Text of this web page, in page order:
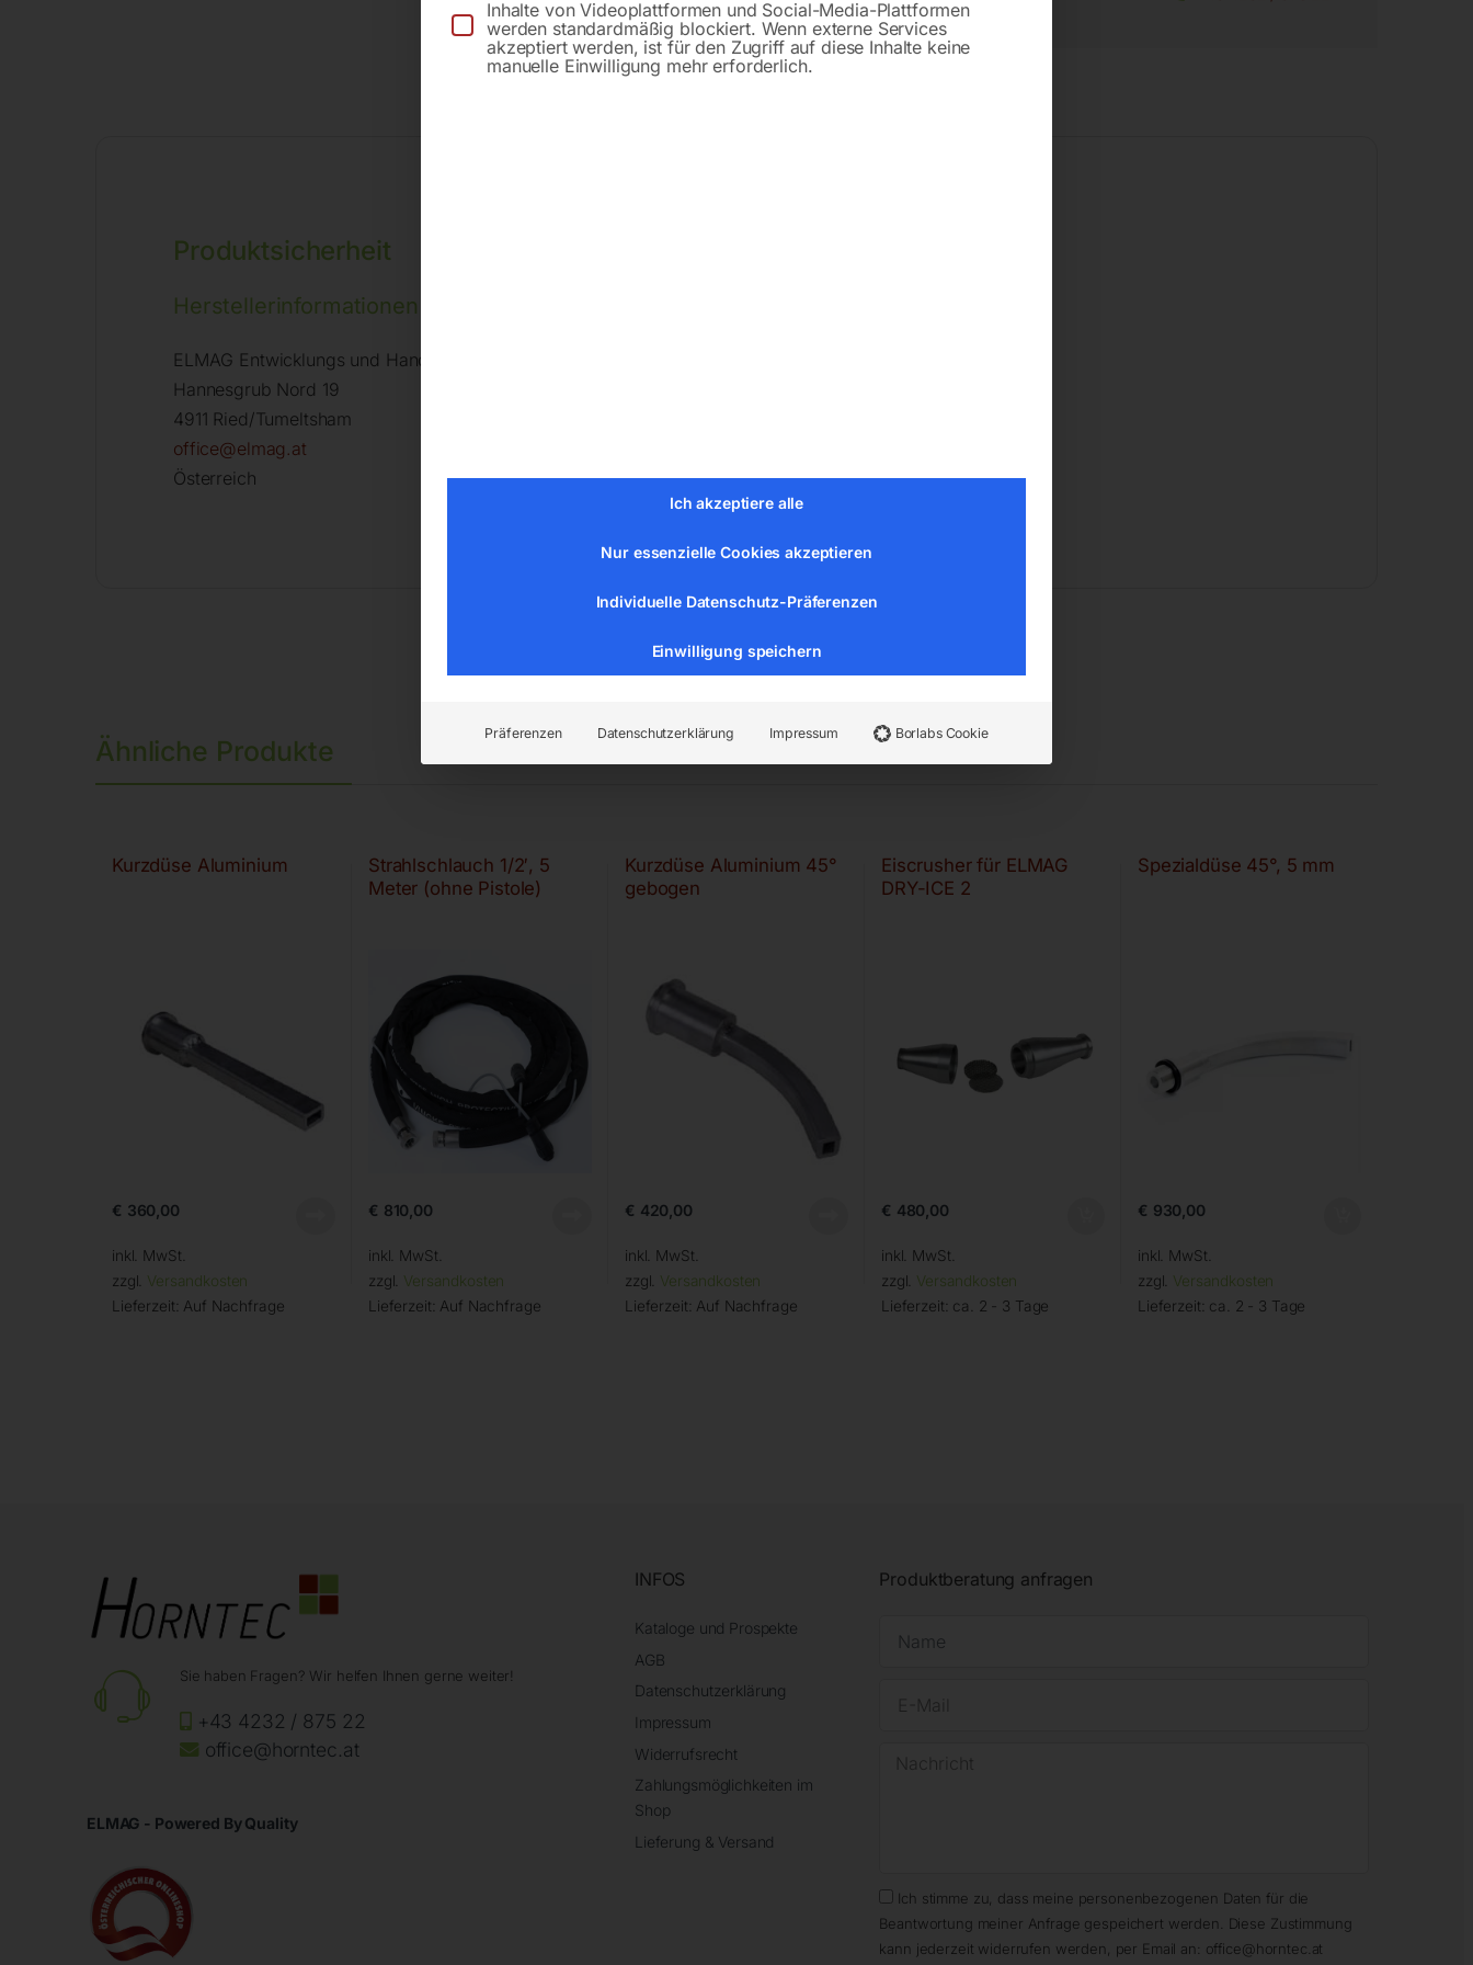
Produktsicherheit
Herstellerinformationen
ELMAG Entwicklungs und Handels GmbH
Hannesgrub Nord 19
4911 Ried/Tumeltsham
office@elmag.at
Österreich
Ähnliche Produkte
Kurzdüse Aluminium
€ 360,00
inkl. MwSt.
zzgl. Versandkosten
Lieferzeit: Auf Nachfrage
Strahlschlauch 1/2′, 5
Meter (ohne Pistole)
€ 810,00
inkl. MwSt.
zzgl. Versandkosten
Lieferzeit: Auf Nachfrage
Kurzdüse Aluminium 45°
gebogen
€ 420,00
inkl. MwSt.
zzgl. Versandkosten
Lieferzeit: Auf Nachfrage
Eiscrusher für ELMAG
DRY-ICE 2
€ 480,00
inkl. MwSt.
zzgl. Versandkosten
Lieferzeit: ca. 2 - 3 Tage
Spezialdüse 45°, 5 mm
€ 930,00
inkl. MwSt.
zzgl. Versandkosten
Lieferzeit: ca. 2 - 3 Tage
Sie haben Fragen? Wir helfen Ihnen gerne weiter!
+43 4232 / 875 22
office@horntec.at
ELMAG - Powered By Quality
INFOS
Kataloge und Prospekte
AGB
Datenschutzerklärung
Impressum
Widerrufsrecht
Zahlungsmöglichkeiten im
Shop
Lieferung & Versand
Produktberatung anfragen
Ich stimme zu, dass meine personenbezogenen Daten für die
Beantwortung meiner Anfrage gespeichert werden. Diese Zustimmung
kann jederzeit widerrufen werden, per Email an: office@horntec.at
Inhalte von Videoplattformen und Social-Media-Plattformen
werden standardmäßig blockiert. Wenn externe Services
akzeptiert werden, ist für den Zugriff auf diese Inhalte keine
manuelle Einwilligung mehr erforderlich.
Ich akzeptiere alle
Nur essenzielle Cookies akzeptieren
Individuelle Datenschutz-Präferenzen
Einwilligung speichern
Präferenzen Datenschutzerklärung Impressum Borlabs Cookie